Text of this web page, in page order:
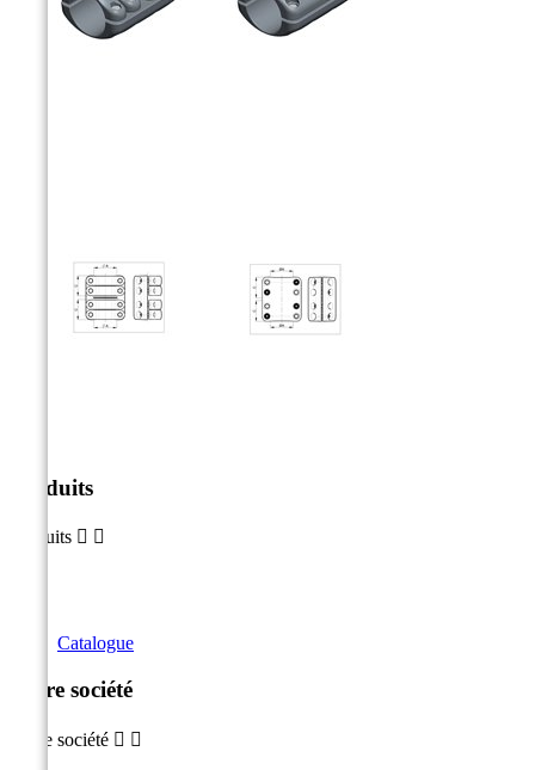
Produits
Produits  
Catalogue
Notre société
Notre société  